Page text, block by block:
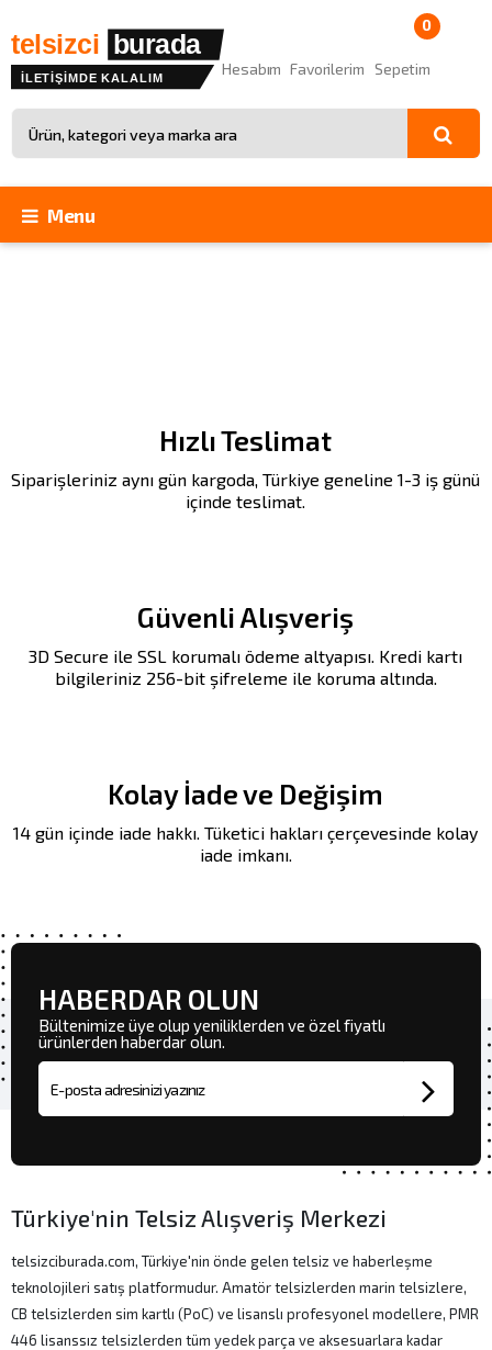
telsizci burada
İLETİŞİMDE KALALIM
Site içinde arama
Hesabım Favorilerim
0
Sepetim
Menu
Hızlı Teslimat
Siparişleriniz aynı gün kargoda, Türkiye geneline 1-3 iş günü
içinde teslimat.
Güvenli Alışveriş
3D Secure ile SSL korumalı ödeme altyapısı. Kredi kartı
bilgileriniz 256-bit şifreleme ile koruma altında.
Kolay İade ve Değişim
14 gün içinde iade hakkı. Tüketici hakları çerçevesinde kolay
iade imkanı.
HABERDAR OLUN
Bültenimize üye olup yeniliklerden ve özel fiyatlı
ürünlerden haberdar olun.
E-posta adresi
Türkiye'nin Telsiz Alışveriş Merkezi
telsizciburada.com, Türkiye'nin önde gelen telsiz ve haberleşme
teknolojileri satış platformudur. Amatör telsizlerden marin telsizlere,
CB telsizlerden sim kartlı (PoC) ve lisanslı profesyonel modellere, PMR
446 lisanssız telsizlerden tüm yedek parça ve aksesuarlara kadar